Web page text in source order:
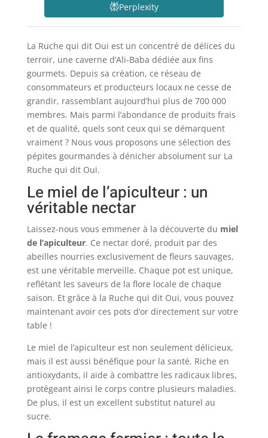
Perplexity
La Ruche qui dit Oui est un concentré de délices du
terroir, une caverne d’Ali-Baba dédiée aux fins
gourmets. Depuis sa création, ce réseau de
consommateurs et producteurs locaux ne cesse de
grandir, rassemblant aujourd’hui plus de 700 000
membres. Mais parmi l’abondance de produits frais
et de qualité, quels sont ceux qui se démarquent
vraiment ? Nous vous proposons une sélection des
pépites gourmandes à dénicher absolument sur La
Ruche qui dit Oui.
Le miel de l’apiculteur : un
véritable nectar
Laissez-nous vous emmener à la découverte du miel
de l’apiculteur. Ce nectar doré, produit par des
abeilles nourries exclusivement de fleurs sauvages,
est une véritable merveille. Chaque pot est unique,
reflétant les saveurs de la flore locale de chaque
saison. Et grâce à la Ruche qui dit Oui, vous pouvez
maintenant avoir ces pots d’or directement sur votre
table !
Le miel de l’apiculteur est non seulement délicieux,
mais il est aussi bénéfique pour la santé. Riche en
antioxydants, il aide à combattre les radicaux libres,
protégeant ainsi le corps contre plusieurs maladies.
De plus, il est un excellent substitut naturel au
sucre.